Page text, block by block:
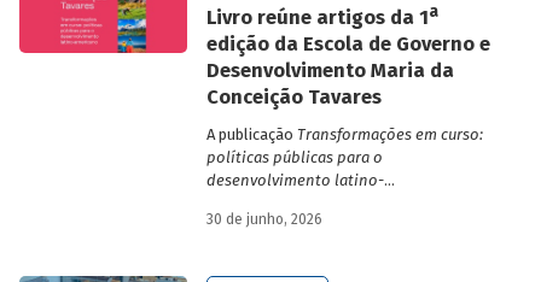
Livro reúne artigos da 1a
edição da Escola de Governo e
Desenvolvimento Maria da
Conceição Tavares
A publicação Transformações em curso:
políticas públicas para o
desenvolvimento latino-
da Escola de Governo e Desenvolvimento
30 de junho, 2026